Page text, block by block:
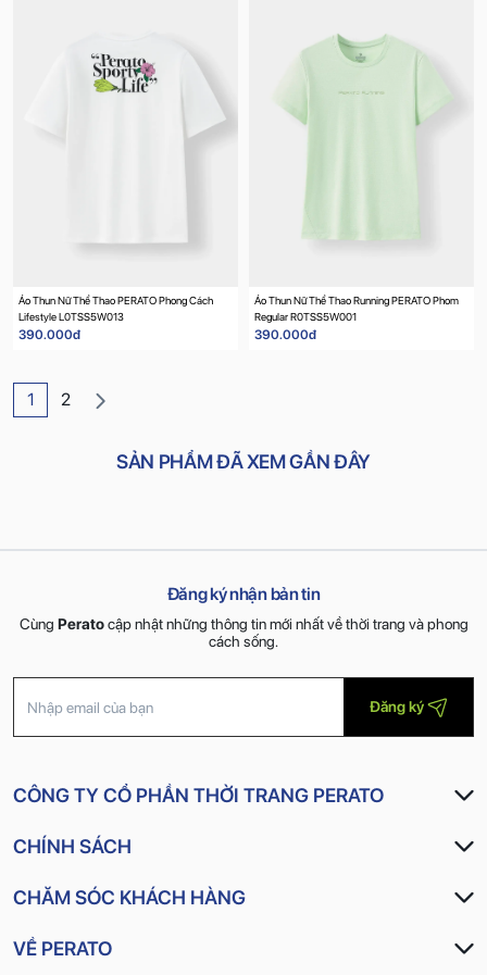
Áo Thun Nữ Thể Thao PERATO Phong Cách
Lifestyle L0TSS5W013
390.000đ
Áo Thun Nữ Thể Thao Running PERATO Phom
Regular R0TSS5W001
390.000đ
1 2
SẢN PHẨM ĐÃ XEM GẦN ĐÂY
Đăng ký nhận bản tin
Cùng Peratocập nhật những thông tin mới nhất về thời trang và phong
cách sống.
Đăng ký
CÔNG TY CỔ PHẦN THỜI TRANG PERATO
CHÍNH SÁCH
CHĂM SÓC KHÁCH HÀNG
VỀ PERATO